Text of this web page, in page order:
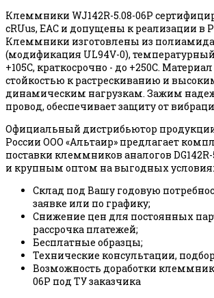
Клеммники WJ142R-5.08-06P
cRUus, EAC и допущены к реализации в
Клеммники изготовлены из полиамида
(модификация UL94V-0),
+105С, краткосрочно - до +250С.
стойкостью к растрескиванию и
динамическим нагрузкам. Зажим
провод, обеспечивает защиту от
Официальный дистрибьютор
России ООО «Альтаир» предлагает
поставки клеммников аналогов
и крупным оптом на выгодных
Склад под Вашу годовую
заявке или по графику;
Снижение цен для постоянных
рассрочка платежей;
Бесплатные образцы;
Технические консультации,
Возможность доработки
06P под ТУ заказчика